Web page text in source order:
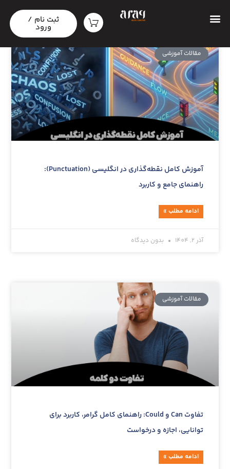
ثبت نام /
ورود
مقالات آموزشی‌
آموزش کامل نقطه‌گذاری در انگلیسی (Punctuation):
راهنمای جامع و کاربرد
ادامه مطلب »
آذر 2, 1404 بدون دیدگاه
مقالات آموزشی‌
تفاوت Can و Could: راهنمای کامل گرامر، کاربرد برای
توانایی، اجازه و درخواست
ادامه مطلب »